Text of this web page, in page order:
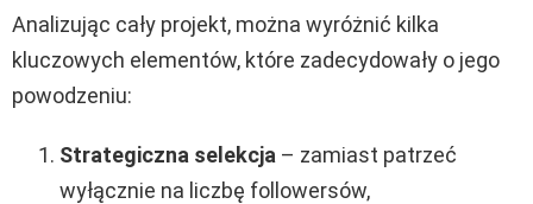
Analizując cały projekt, można wyróżnić kilka
kluczowych elementów, które zadecydowały o jego
powodzeniu:
Strategiczna selekcja – zamiast patrzeć
wyłącznie na liczbę followersów,